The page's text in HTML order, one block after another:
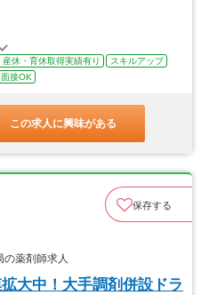
産休・育休取得実績有り
スキルアップ
接OK
この求人に興味がある
保存する
薬剤師求人
大中！大手調剤併設ドラ